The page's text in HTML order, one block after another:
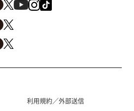
利用規約／外部送信